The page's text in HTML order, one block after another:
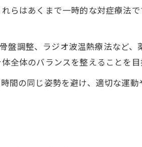
い姿勢と動作のポイント
的な歩き方と座り方
プローチ紹介
らはあくまで一時的な対症療法
調整、ラジオ波温熱療法など、
全体のバランスを整えることを目
間の同じ姿勢を避け、適切な運